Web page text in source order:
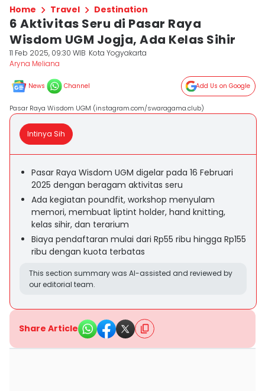
Home Travel Destination
6 Aktivitas Seru di Pasar Raya
Wisdom UGM Jogja, Ada Kelas Sihir
11 Feb 2025, 09:30 WIB Kota Yogyakarta
Aryna Meliana
News Channel Add Us on Google
Pasar Raya Wisdom UGM (instagram.com/swaragama.club)
Intinya Sih
Pasar Raya Wisdom UGM digelar pada 16 Februari
2025 dengan beragam aktivitas seru
Ada kegiatan poundfit, workshop menyulam
memori, membuat liptint holder, hand knitting,
kelas sihir, dan terarium
Biaya pendaftaran mulai dari Rp55 ribu hingga Rp155
ribu dengan kuota terbatas
This section summary was AI-assisted and reviewed by
our editorial team.
Share Article